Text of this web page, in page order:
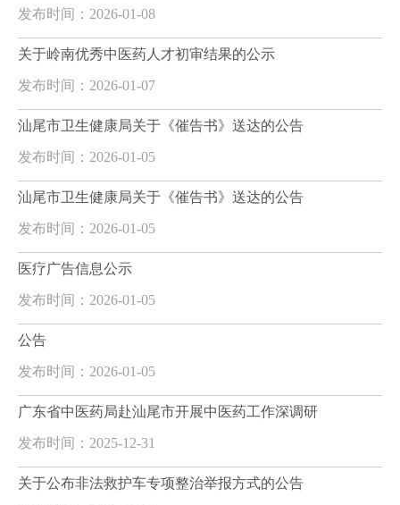
发布时间：2026-01-08
关于岭南优秀中医药人才初审结果的公示
发布时间：2026-01-07
汕尾市卫生健康局关于《催告书》送达的公告
发布时间：2026-01-05
汕尾市卫生健康局关于《催告书》送达的公告
发布时间：2026-01-05
医疗广告信息公示
发布时间：2026-01-05
公告
发布时间：2026-01-05
广东省中医药局赴汕尾市开展中医药工作深调研
发布时间：2025-12-31
关于公布非法救护车专项整治举报方式的公告